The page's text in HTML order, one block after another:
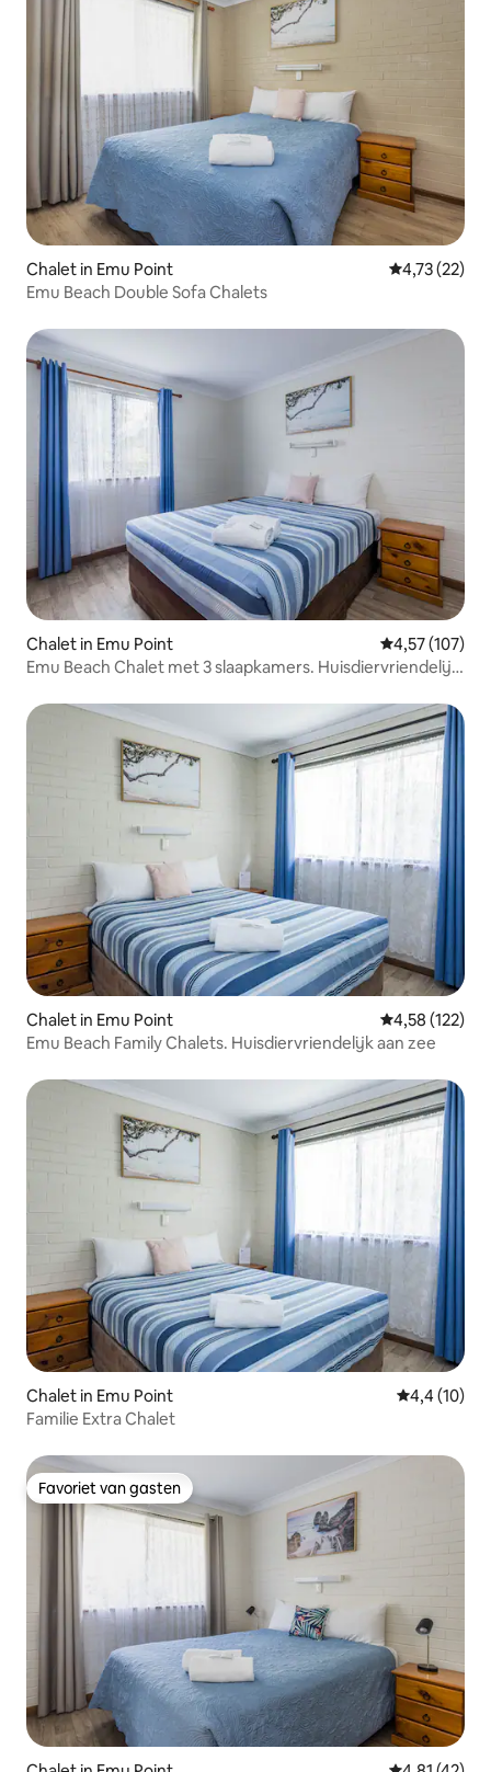
Chalet in Emu Point Gemiddelde
4,73 (22)
Emu Beach Double Sofa Chalets
Chalet in Emu Point Gemiddelde
4,57 (107)
Emu Beach Chalet met 3 slaapkamers. Huisdiervriendelijk
Chalet in Emu Point Gemiddelde
4,58 (122)
Emu Beach Family Chalets. Huisdiervriendelijk aan zee
Chalet in Emu Point
4,4 (10)
Familie Extra Chalet
Favoriet van gasten
Favoriet van gasten